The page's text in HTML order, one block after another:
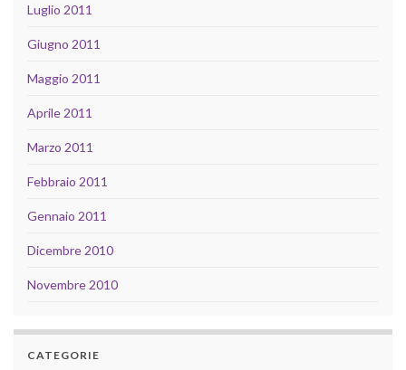
Luglio 2011
Giugno 2011
Maggio 2011
Aprile 2011
Marzo 2011
Febbraio 2011
Gennaio 2011
Dicembre 2010
Novembre 2010
CATEGORIE